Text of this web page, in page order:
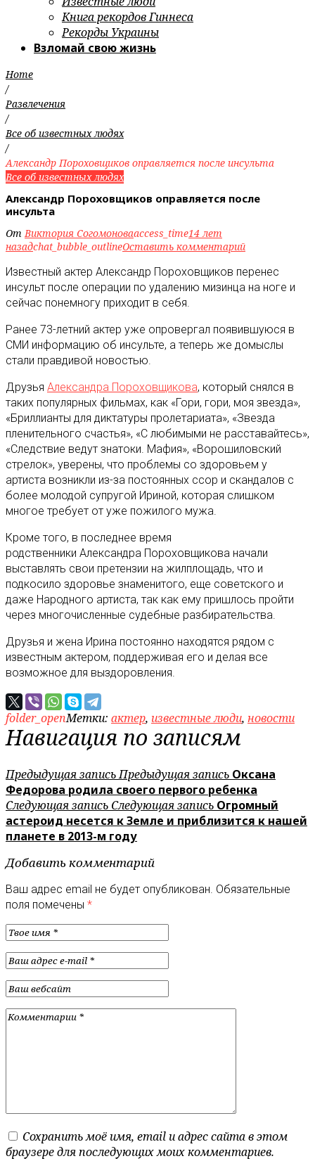
Книга рекордов Гиннеса
Рекорды Украины
Взломай свою жизнь
Home
/
Развлечения
/
Все об известных людях
/
Александр Пороховщиков оправляется после инсульта
Все об известных людях
Александр Пороховщиков оправляется после
инсульта
ОтВиктория Согомоноваaccess_time14 лет
назадchat_bubble_outlineОставить комментарий
Известный актер Александр Пороховщиков перенес
инсульт после операции по удалению мизинца на ноге и
сейчас понемногу приходит в себя.
Ранее 73-летний актер уже опровергал появившуюся в
СМИ информацию об инсульте, а теперь же домыслы
стали правдивой новостью.
Друзья Александра Пороховщикова, который снялся в
таких популярных фильмах, как «Гори, гори, моя звезда»,
«Бриллианты для диктатуры пролетариата», «Звезда
пленительного счастья», «С любимыми не расставайтесь»,
«Следствие ведут знатоки. Мафия», «Ворошиловский
стрелок», уверены, что проблемы со здоровьем у
артиста возникли из-за постоянных ссор и скандалов с
более молодой супругой Ириной, которая слишком
многое требует от уже пожилого мужа.
Кроме того, в последнее время
родственники Александра Пороховщикова начали
выставлять свои претензии на жилплощадь, что и
подкосило здоровье знаменитого, еще советского и
даже Народного артиста, так как ему пришлось пройти
через многочисленные судебные разбирательства.
Друзья и жена Ирина постоянно находятся рядом с
известным актером, поддерживая его и делая все
возможное для выздоровления.
folder_openМетки: актер, известные люди, новости
Навигация по записям
Предыдущая записьПредыдущая запись Оксана
Федорова родила своего первого ребенка
Следующая запись Следующая запись Огромный
астероид несется к Земле и приблизится к нашей
планете в 2013-м году
Добавить комментарий
Ваш адрес email не будет опубликован. Обязательные
поля помечены *
Сохранить моё имя, email и адрес сайта в этом
браузере для последующих моих комментариев.